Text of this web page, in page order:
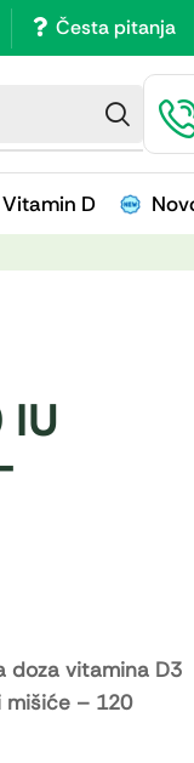
Česta pitanja
Vitamin D
IU
doza vitamina D3
mišiće – 120